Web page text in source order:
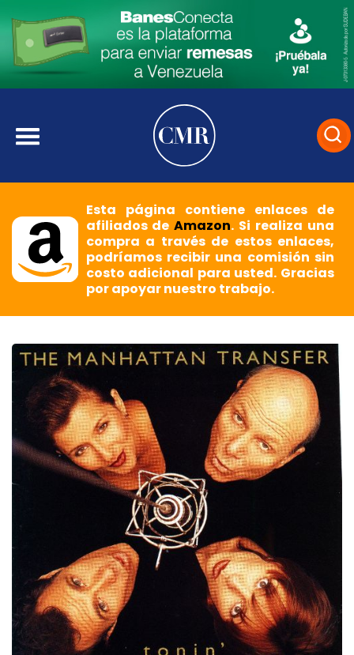
Esta página contiene enlaces de
afiliados deAmazon. Si realiza una
compra a través de estos enlaces,
podríamos recibir una comisión sin
costo adicional para usted. Gracias
por apoyar nuestro trabajo.